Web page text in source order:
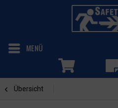
MENÜ
Übersicht